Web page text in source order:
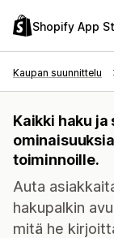
Shopify App
Kaupan suunnittelu
Kaikki haku
toiminnoille.
Auta
hakupalkin
mitä he